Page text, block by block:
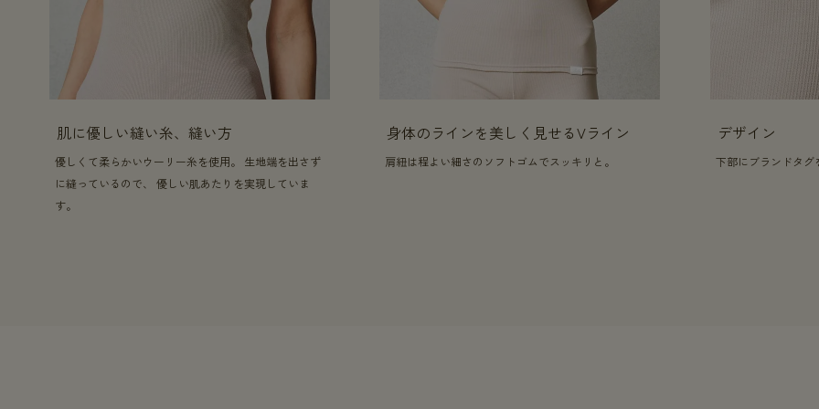
肌に優しい縫い糸、縫い方
優しくて柔らかいウーリー糸を使用。 生地端を出さず
に縫っているので、 優しい肌あたりを実現していま
す。
身体のラインを美しく見せるVライン
肩紐は程よい細さのソフトゴムでスッキリと。
デザイン
下部にブランドタグ